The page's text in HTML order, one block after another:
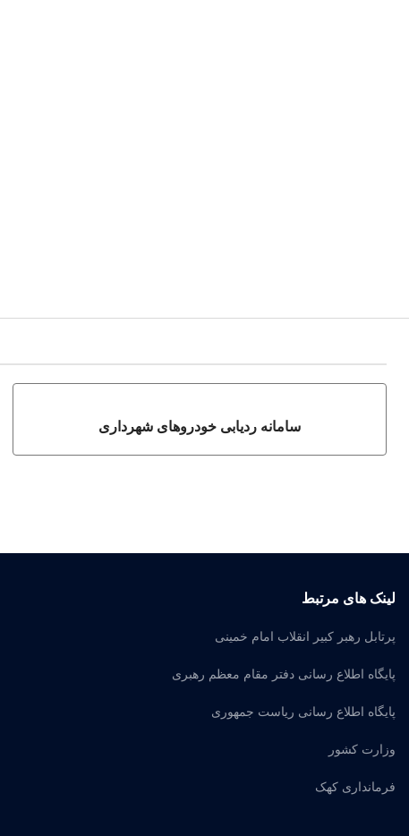
سامانه ردیابی خودروهای شهرداری
لینک های مرتبط
پرتابل رهبر کبیر انقلاب امام خمینی
پایگاه اطلاع رسانی دفتر مقام معظم رهبری
پایگاه اطلاع رسانی ریاست جمهوری
وزارت کشور
فرمانداری کهک